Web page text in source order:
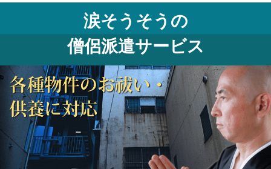
涙そうそうの
僧侶派遣サービス